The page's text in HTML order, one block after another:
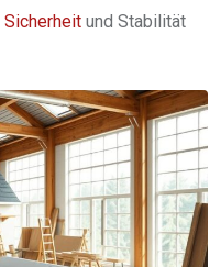
Sicherheit und Stabilität